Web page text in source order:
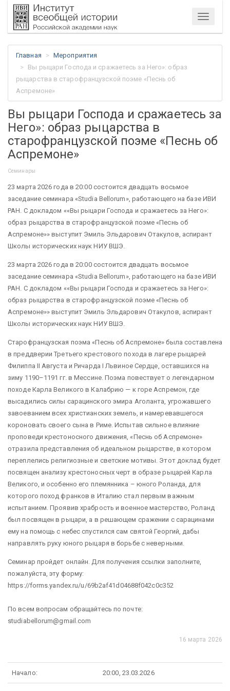
Меню
Главная
Мероприятия
Вы рыцари Господа и сражаетесь за Него»: образ
рыцарства в старофранцузской поэме «Песнь об
Аспремоне»
Вы рыцари Господа и сражаетесь за
Него»: образ рыцарства в
старофранцузской поэме «Песнь об
Аспремоне»
Семинары
23 марта 2026 года в 20:00 состоится двадцать восьмое
заседание семинара «Studia Bellorum», работающего на базе ИВИ
РАН. С докладом ««Вы рыцари Господа и сражаетесь за Него»:
образ рыцарства в старофранцузской поэме «Песнь об
Аспремоне»» выступит Эмиль Эльдарович Отакулов, аспирант
Школы исторических наук НИУ ВШЭ.
23 марта 2026 года в 20:00 состоится двадцать восьмое
заседание семинара «Studia Bellorum», работающего на базе ИВИ
РАН. С докладом ««Вы рыцари Господа и сражаетесь за Него»:
образ рыцарства в старофранцузской поэме «Песнь об
Аспремоне»» выступит Эмиль Эльдарович Отакулов, аспирант
Школы исторических наук НИУ ВШЭ.
Старофранцузская поэма «Песнь об Аспремоне» была составлена
в преддверии Третьего крестового похода в лагере рыцарей
Филиппа II Августа и Ричарда I Львиное Сердце, оставшихся на
зиму 1190–1191 гг. в Мессине. Поэма повествует о легендарном
походе Карла Великого в Калабрию — к горе Аспремон, где
высадились силы сарацинского эмира Аголанта, угрожавшего
завоеванием всех христианских земель, и намеревавшегося
короновать своего сына в Риме. Испытав сильное влияние
проповеди крестоносного движения, «Песнь об Аспремоне»
отразила представления об идеальном рыцарстве, в котором
переплелись религиозные и светские мотивы. Этот доклад будет
посвящен анализу крестоносных черт в образе рыцарей Карла
Великого, и особенно его племянника – юного Роланда, для
которого поход франков в Италию стал первым важным
испытанием. Проявив храбрость и военное мастерство, Роланд
был посвящен в рыцари, а в решающем сражении с сарацинами
ему на помощь с небес спустился сам святой Георгий, дабы
направлять руку юного рыцаря в борьбе с неверными.
Семинар пройдет онлайн. Для получения ссылки заполните,
пожалуйста, эту форму:
https://forms.yandex.ru/u/69b2af41d04688f042c0c352
По всем вопросам обращайтесь по почте:
studiabellorum@gmail.com
16 марта 2026
Начало: 20:00, 23.03.2026